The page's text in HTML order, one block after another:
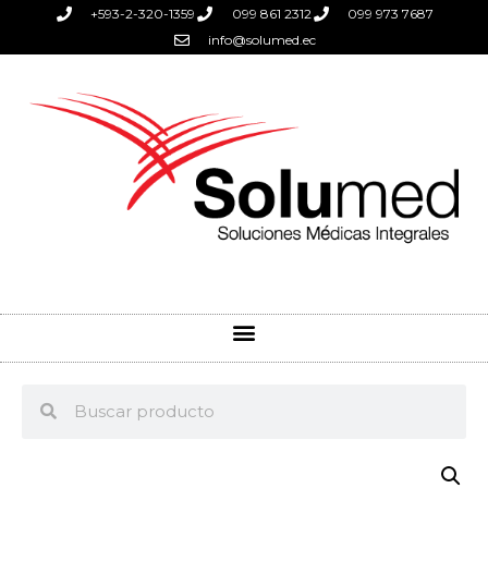
+593-2-320-1359 099 861 2312
099 973 7687
info@solumed.ec